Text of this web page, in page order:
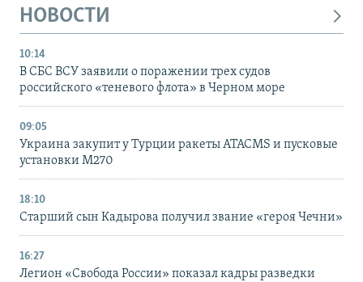
НОВОСТИ
10:14
В СБС ВСУ заявили о поражении трех судов
российского «теневого флота» в Черном море
09:05
Украина закупит у Турции ракеты ATACMS и пусковые
установки M270
18:10
Старший сын Кадырова получил звание «героя Чечни»
16:27
Легион «Свобода России» показал кадры разведки